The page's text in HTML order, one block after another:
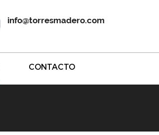
info@torresmadero.com
CONTACTO